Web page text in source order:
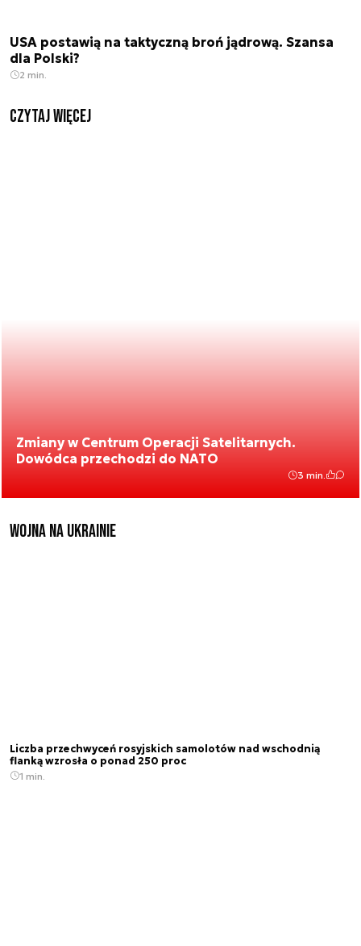
USA postawią na taktyczną broń jądrową. Szansa
dla Polski?
2 min.
czytaj więcej
Zmiany w Centrum Operacji Satelitarnych.
Dowódca przechodzi do NATO
3 min.
Wojna na Ukrainie
Liczba przechwyceń rosyjskich samolotów nad wschodnią
flanką wzrosła o ponad 250 proc
1 min.